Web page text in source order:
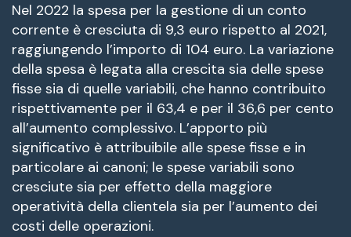
Nel 2022 la spesa per la gestione di un conto
corrente è cresciuta di 9,3 euro rispetto al 2021,
raggiungendo l’importo di 104 euro. La variazione
della spesa è legata alla crescita sia delle spese
fisse sia di quelle variabili, che hanno contribuito
rispettivamente per il 63,4 e per il 36,6 per cento
all’aumento complessivo. L’apporto più
significativo è attribuibile alle spese fisse e in
particolare ai canoni; le spese variabili sono
cresciute sia per effetto della maggiore
operatività della clientela sia per l’aumento dei
costi delle operazioni.